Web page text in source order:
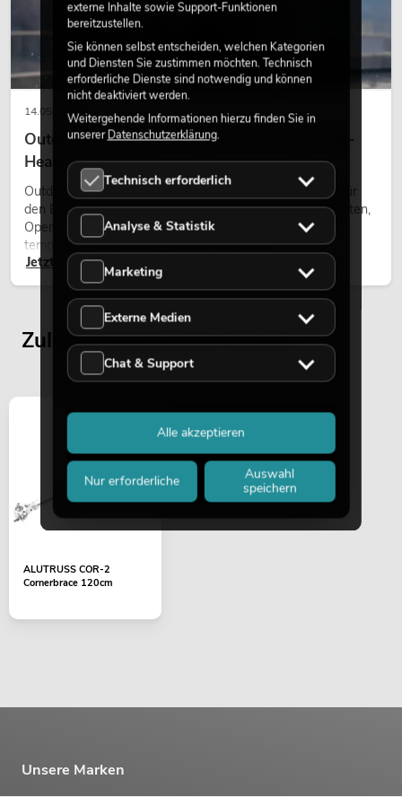
14.05.2026
Outdoor Moving-Heads: Wetterfeste Moving-
Heads bei Events
Outdoor Moving-Heads sind bewegliche Scheinwerfer für
den Einsatz im Freien. Sie werden bei Festivals, Stadtfesten,
Open-Air-Konzerten, Architekturinszenierungen und
temporären Außeninstallationen eingesetzt.
Jetzt lesen
Zuletzt angesehene Artikel
ALUTRUSS COR-2
Cornerbrace 120cm
Unsere Marken
externe Inhalte sowie Support-Funktionen
bereitzustellen.
Sie können selbst entscheiden, welchen Kategorien
und Diensten Sie zustimmen möchten. Technisch
erforderliche Dienste sind notwendig und können
nicht deaktiviert werden.
Weitergehende Informationen hierzu finden Sie in
unsererDatenschutzerklärung.
Technisch erforderlich
Analyse & Statistik
Marketing
Externe Medien
Chat & Support
Nur erforderliche
Auswahl
speichern
Alle akzeptieren